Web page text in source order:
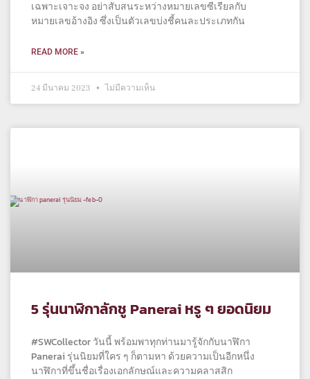
เฉพาะเจาะจง อย่าสับสนระหว่างหมายเลขซีเรียลกับ
หมายเลขอ้างอิง ซึ่งเป็นตัวเลขบ่งชี้คนละประเภทกัน
READ MORE »
24 มีนาคม 2023 ไม่มีความเห็น
5 รุ่นนาฬิกาลักชู Panerai หรู ๆ ยอดนิยม
#SWCollector วันนี้ พร้อมพาทุกท่านมารู้จักกับนาฬิกา
Panerai รุ่นนิยมที่ใคร ๆ ก็ตามหา ด้วยความเป็นอีกหนึ่ง
นาฬิกาที่ขึ้นชื่อเรื่องเอกลักษณ์และความคลาสสิก